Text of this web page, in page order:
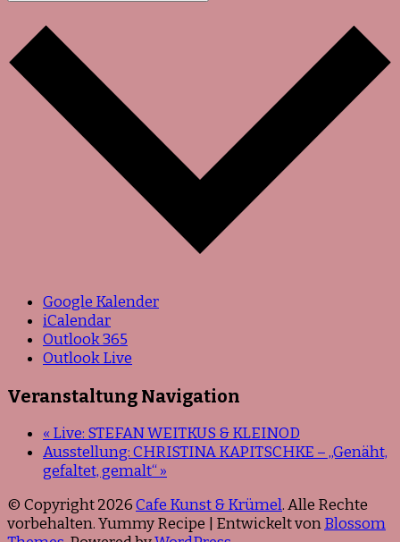
Google Kalender
iCalendar
Outlook 365
Outlook Live
Veranstaltung Navigation
« Live: STEFAN WEITKUS & KLEINOD
Ausstellung: CHRISTINA KAPITSCHKE – „Genäht,
gefaltet, gemalt“»
© Copyright 2026Cafe Kunst & Krümel. Alle Rechte
vorbehalten. Yummy Recipe | Entwickelt vonBlossom